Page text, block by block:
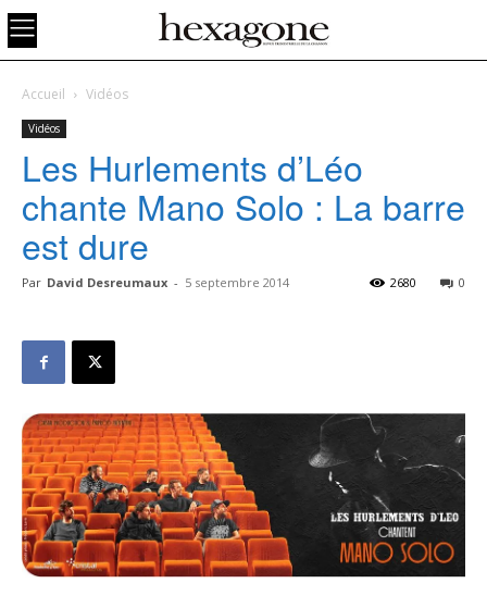
Accueil Vidéos
Vidéos
Les Hurlements d’Léo
chante Mano Solo : La barre
est dure
Par David Desreumaux - 5 septembre 2014 0
2680